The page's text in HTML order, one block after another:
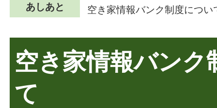
あしあと 空き家情報バンク制度につい
空き家情報バンク
て